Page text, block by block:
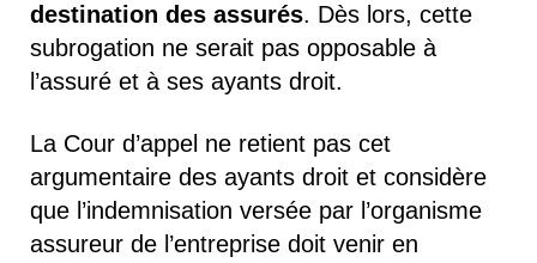
destination des assurés. Dès lors, cette
subrogation ne serait pas opposable à
l’assuré et à ses ayants droit.
La Cour d’appel ne retient pas cet
argumentaire des ayants droit et considère
que l’indemnisation versée par l’organisme
assureur de l’entreprise doit venir en